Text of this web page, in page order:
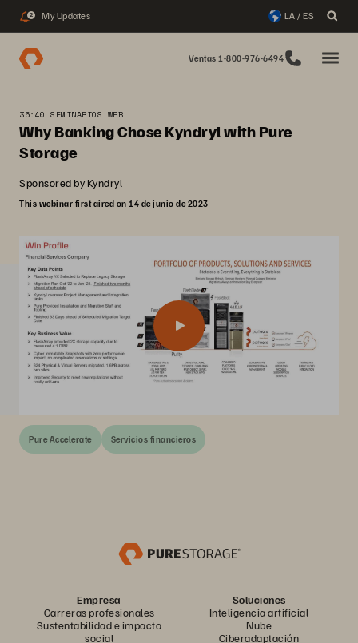
2 My Updates LA / ES
Ventas 1-800-976-6494
36:40 SEMINARIOS WEB
Why Banking Chose Kyndryl with Pure
Storage
Sponsored by Kyndryl
This webinar first aired on 14 de junio de 2023
Pure Accelerate Servicios financieros
Empresa
Carreras profesionales
Sustentabilidad e impacto
social
Soluciones
Inteligencia artificial
Nube
Ciberadaptación